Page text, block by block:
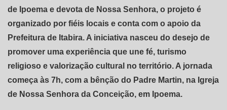
de Ipoema e devota de Nossa Senhora, o projeto é
organizado por fiéis locais e conta com o apoio da
Prefeitura de Itabira. A iniciativa nasceu do desejo de
promover uma experiência que une fé, turismo
religioso e valorização cultural no território. A jornada
começa às 7h, com a bênção do Padre Martin, na Igreja
de Nossa Senhora da Conceição, em Ipoema.